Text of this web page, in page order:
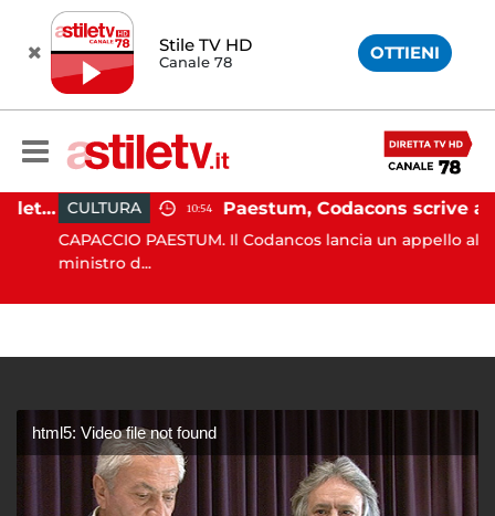
Stile TV HD
Canale 78 OTTIENI
Martina Carbonaro, braccialetto elettronico per i genitori della 14enne uccisa dall'ex CULTURA 10:54 Paestum, Codacons scrive al ministro Giuli: "Rilanciare scavi dell'Anfiteatro nell'area archeologica"
CAPACCIO PAESTUM. Il Codancos lancia un appello al
ministro d...
html5: Video file not found